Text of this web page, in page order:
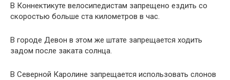
В Коннектикуте велосипедистам запрещено ездить со
скоростью больше ста километров в час.
В городе Девон в этом же штате запрещается ходить
задом после заката солнца.
В Северной Каролине запрещается использовать слонов